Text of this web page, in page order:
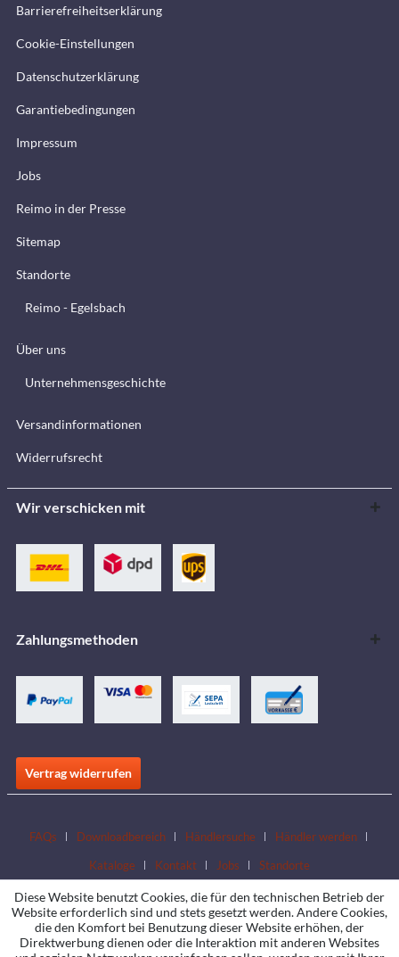
Barrierefreiheitserklärung
Cookie-Einstellungen
Datenschutzerklärung
Garantiebedingungen
Impressum
Jobs
Reimo in der Presse
Sitemap
Standorte
Reimo - Egelsbach
Über uns
Unternehmensgeschichte
Versandinformationen
Widerrufsrecht
Wir verschicken mit
Zahlungsmethoden
Vertrag widerrufen
FAQs Downloadbereich Händlersuche
Händler werden
Kataloge
Kontakt Jobs Standorte
Diese Website benutzt Cookies, die für den technischen Betrieb der
Website erforderlich sind und stets gesetzt werden. Andere Cookies,
die den Komfort bei Benutzung dieser Website erhöhen, der
Direktwerbung dienen oder die Interaktion mit anderen Websites